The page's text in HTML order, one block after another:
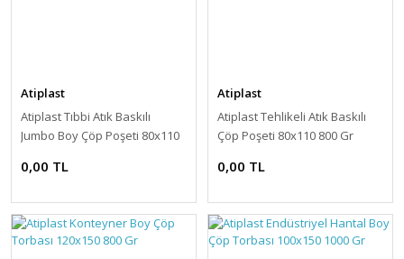
Atiplast
Atiplast Tıbbi Atık Baskılı
Jumbo Boy Çöp Poşeti 80x110
0,00 TL
Atiplast
Atiplast Tehlikeli Atık Baskılı
Çöp Poşeti 80x110 800 Gr
0,00 TL